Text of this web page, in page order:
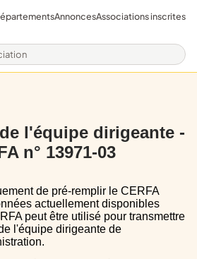
AnnoncesAssociations inscrites
l'équipe dirigeante -
n° 13971-03
actuellement disponibles
peut être utilisé pour transmettre
l'équipe dirigeante de